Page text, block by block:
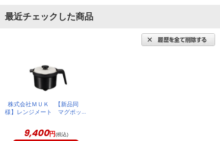
最近チェックした商品
株式会社ＭＵＫ 【新品同
様】レンジメート マグポッ
9,400円(税込)